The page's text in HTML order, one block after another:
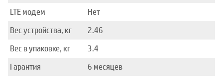
LTE модем
Нет
Вес устройства, кг
2.46
Вес в упаковке, кг
3.4
Гарантия
6 месяцев